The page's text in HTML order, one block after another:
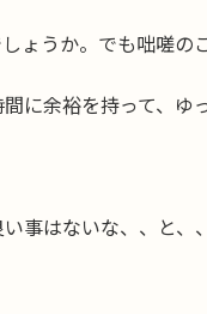
ょうか。でも咄嗟の
に余裕を持って、ゆ
事はないな、、と、